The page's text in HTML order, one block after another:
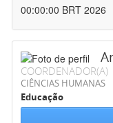
00:00:00 BRT 2026
COORDENADOR(A)
CIÊNCIAS HUMANAS
Educação